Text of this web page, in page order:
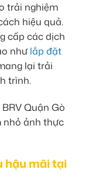
trải nghiệm
hiệu quả.
cấp các dịch
như lắp đặt
lại trải
trình.
hậu mãi tại